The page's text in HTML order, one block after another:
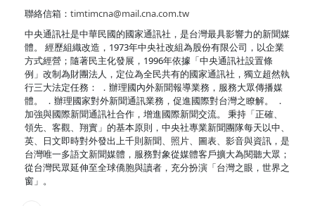
聯絡信箱： timtimcna@mail.cna.com.tw
中央通訊社是中華民國的國家通訊社，是台灣最具影響力的新聞媒
體。 經歷組織改造，1973年中央社改組為股份有限公司，以企業
方式經營；隨著民主化發展，1996年依據「中央通訊社設置條
例」改制為財團法人，定位為全民共有的國家通訊社，獨立超然執
行三大法定任務： ．辦理國內外新聞報導業務，服務大眾傳播媒
體。 ．辦理國家對外新聞通訊業務，促進國際對台灣之瞭解。 ．
加強與國際新聞通訊社合作，增進國際新聞交流。 秉持「正確、
領先、客觀、翔實」的基本原則，中央社專業新聞團隊每天以中、
英、日文即時對外發出上千則新聞、照片、圖表、影音與資訊，是
台灣唯一多語文新聞媒體，服務對象從媒體客戶擴大為閱聽大眾；
從台灣民眾延伸至全球僑胞與讀者，充分扮演「台灣之眼，世界之
窗」。